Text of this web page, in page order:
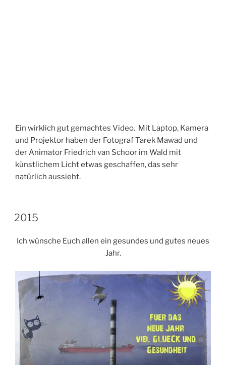
Ein wirklich gut gemachtes Video. Mit Laptop, Kamera
und Projektor haben der Fotograf Tarek Mawad und
der Animator Friedrich van Schoor im Wald mit
künstlichem Licht etwas geschaffen, das sehr
natürlich aussieht.
VERÖFFENTLICHT
AM
2015
Ich wünsche Euch allen ein gesundes und gutes neues
Jahr.